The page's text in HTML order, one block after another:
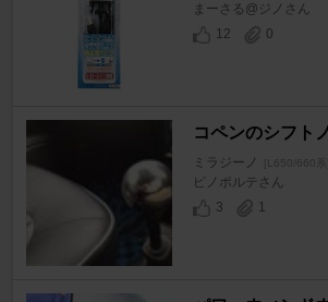
まーさる@ジノさん
12
0
コペンのシフト
ミラジーノ [L650/660系]
ピノポルテさん
3
1